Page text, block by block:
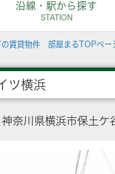
沿線・駅から探す
STATION
の賃貸物件 部屋まるTOPペー
ツ横浜
奈川県横浜市保土